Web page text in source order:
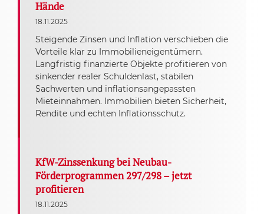
Hände
18.11.2025
Steigende Zinsen und Inflation verschieben die
Vorteile klar zu Immobilieneigentümern.
Langfristig finanzierte Objekte profitieren von
sinkender realer Schuldenlast, stabilen
Sachwerten und inflationsangepassten
Mieteinnahmen. Immobilien bieten Sicherheit,
Rendite und echten Inflationsschutz.
KfW-Zinssenkung bei Neubau-
Förderprogrammen 297/298 – jetzt
profitieren
18.11.2025